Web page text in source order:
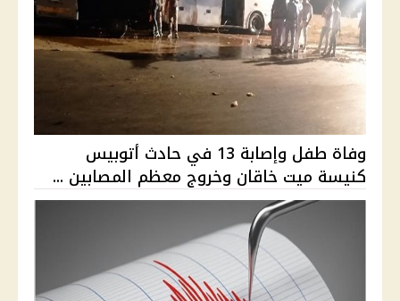
وفاة طفل وإصابة 13 في حادث أتوبيس
كنيسة ميت خاقان وخروج معظم المصابين ...